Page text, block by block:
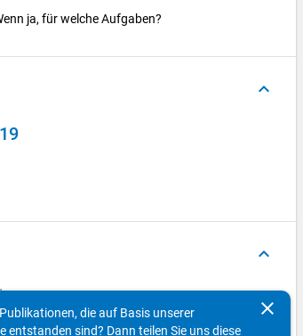
ja, für welche Aufgaben?
keyboard_arrow_up
keyboard_arrow_up
clear
die auf Basis unserer
entstanden sind? Dann teilen Sie uns diese